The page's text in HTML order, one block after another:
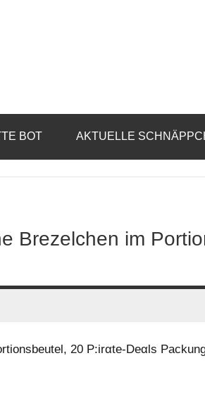
BOT AKTUELLE
Brezelchen im
20 P:irαtе-Dеαls